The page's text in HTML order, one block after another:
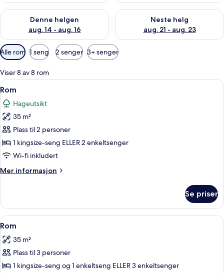
Denne helgen
aug. 14 - aug. 16
Sjekk tilgjengelighet for denne helgen, aug. 14 - aug. 16
Neste helg
aug. 21 - aug. 23
Sjekk tilgjengelighet for
Tilgjengelige
filtre
for
rom
Alle rom 1 seng 2 senger 3+ senger
Viser 8 av 8 rom
Åpne
alle
bildene
av
Rom
Sengetøy av topp kvalitet, senger
8
Rom
Hageutsikt
35 m²
Plass til 2 personer
1 kingsize-seng ELLER 2 enkeltsenger
Wi-fi inkludert
Mer informasjon
Mer
Se priser
Åpne
alle
bildene
av
Rom
Sengetøy av topp kvalitet, senger
6
Rom
35 m²
Plass til 3 personer
1 kingsize-seng og 1 enkeltseng ELLER 3 enkeltsenger